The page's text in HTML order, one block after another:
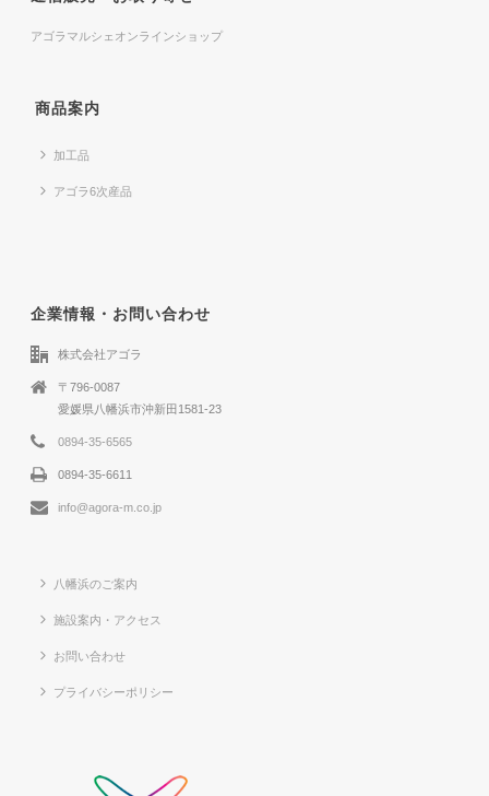
アゴラマルシェオンラインショップ
商品案内
加工品
アゴラ6次産品
企業情報・お問い合わせ
株式会社アゴラ
〒796-0087
愛媛県八幡浜市沖新田1581-23
0894-35-6565
0894-35-6611
info@agora-m.co.jp
八幡浜のご案内
施設案内・アクセス
お問い合わせ
プライバシーポリシー